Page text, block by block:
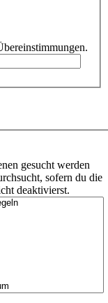
gesucht werden
sofern du die
deaktivierst.